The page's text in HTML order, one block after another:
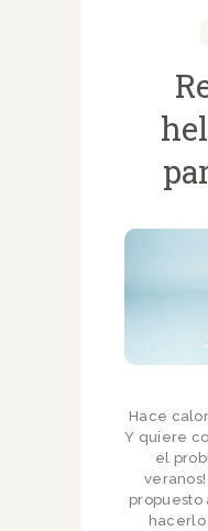
Hace
Y quiere
el
propuesto